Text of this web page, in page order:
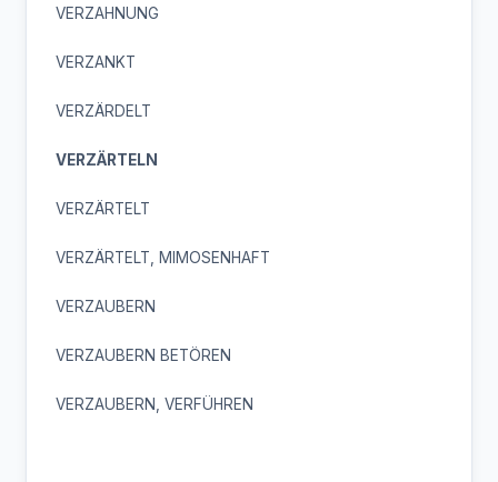
VERZAHNUNG
VERZANKT
VERZÄRDELT
VERZÄRTELN
VERZÄRTELT
VERZÄRTELT, MIMOSENHAFT
VERZAUBERN
VERZAUBERN BETÖREN
VERZAUBERN, VERFÜHREN